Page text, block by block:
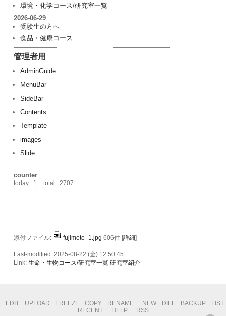
環境・化学コース/研究室一覧
2026-06-29
受験生の方へ
食品・健康コース
管理者用
AdminGuide
MenuBar
SideBar
Contents
Template
images
Slide
counter
today : 1 total : 2707
添付ファイル: fujimoto_1.jpg 606件 [詳細]
Last-modified: 2025-08-22 (金) 12:50:45
Link: 生命・生物コース/研究室一覧 研究室紹介
EDIT UPLOAD FREEZE COPY RENAME NEW DIFF BACKUP
LIST
RECENT
HELP RSS